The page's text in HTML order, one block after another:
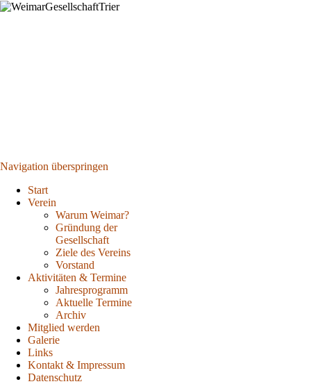
Navigation überspringen
Start
Verein
Warum Weimar?
Gründung der
Gesellschaft
Ziele des Vereins
Vorstand
Aktivitäten & Termine
Jahresprogramm
Aktuelle Termine
Archiv
Mitglied werden
Galerie
Links
Kontakt & Impressum
Datenschutz